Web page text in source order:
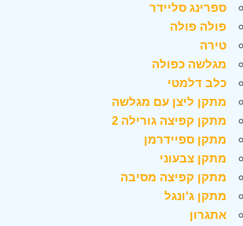
ספרינג סליידר
פולה פולה
טירה
מגלשה כפולה
כלב דלמטי
מתקן ליצן עם מגלשה
מתקן קפיצה גורילה 2
מתקן ספיידרמן
מתקן צבעוני
מתקן קפיצה מסיבה
מתקן ג'ונגל
אתגרון